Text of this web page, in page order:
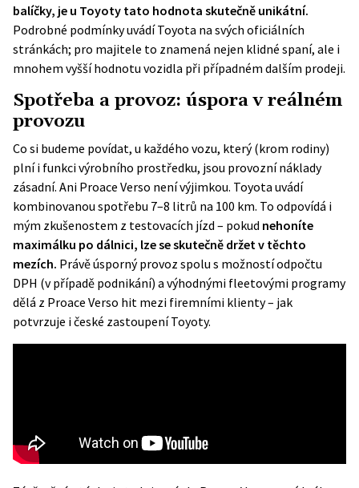
balíčky, je u Toyoty tato hodnota skutečně unikátní.
Podrobné podmínky uvádí Toyota na svých oficiálních
stránkách; pro majitele to znamená nejen klidné spaní, ale i
mnohem vyšší hodnotu vozidla při případném dalším prodeji.
Spotřeba a provoz: úspora v reálném
provozu
Co si budeme povídat, u každého vozu, který (krom rodiny)
plní i funkci výrobního prostředku, jsou provozní náklady
zásadní. Ani Proace Verso není výjimkou. Toyota uvádí
kombinovanou spotřebu 7–8 litrů na 100 km. To odpovídá i
mým zkušenostem z testovacích jízd – pokud nehoníte
maximálku po dálnici, lze se skutečně držet v těchto
mezích. Právě úsporný provoz spolu s možností odpočtu
DPH (v případě podnikání) a výhodnými fleetovými programy
dělá z Proace Verso hit mezi firemními klienty – jak
potvrzuje i české zastoupení Toyoty.